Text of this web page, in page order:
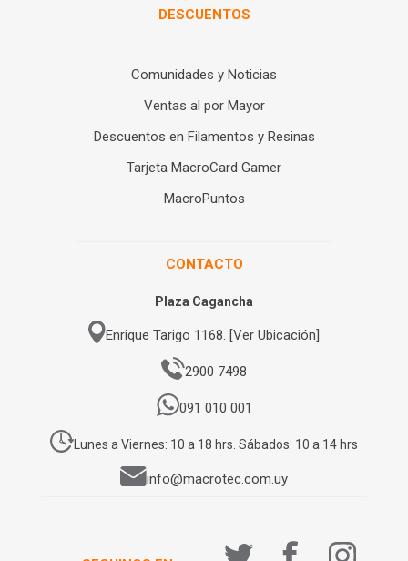
DESCUENTOS
Comunidades y Noticias
Ventas al por Mayor
Descuentos en Filamentos y Resinas
Tarjeta MacroCard Gamer
MacroPuntos
CONTACTO
Plaza Cagancha
Enrique Tarigo 1168. [Ver Ubicación]
2900 7498
091 010 001
Lunes a Viernes: 10 a 18 hrs. Sábados: 10 a 14 hrs
info@macrotec.com.uy